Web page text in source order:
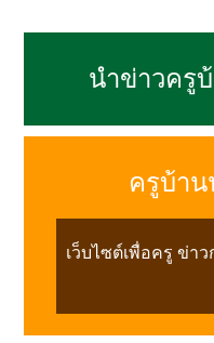
นำข่าวครู
ครูบ้า
เว็บไซต์เพื่อครู ข่า